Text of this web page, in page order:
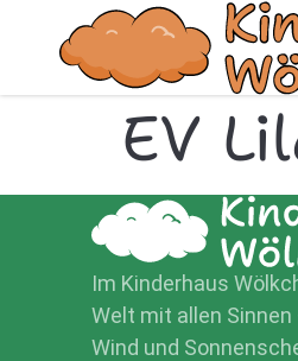
EV
Im Kinderhaus
Welt mit allen
Wind und